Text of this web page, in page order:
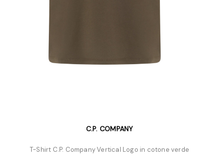
C.P. COMPANY
T-Shirt C.P. Company Vertical Logo in cotone verde